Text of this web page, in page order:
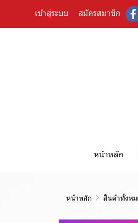
เข้าสู่ระบบ สมัครสมาชิก
หน้าหลัก
หน้าหลัก สินค้าทั้งห